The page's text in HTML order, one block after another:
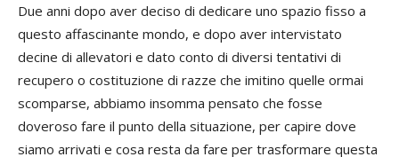
Due anni dopo aver deciso di dedicare uno spazio fisso a
questo affascinante mondo, e dopo aver intervistato
decine di allevatori e dato conto di diversi tentativi di
recupero o costituzione di razze che imitino quelle ormai
scomparse, abbiamo insomma pensato che fosse
doveroso fare il punto della situazione, per capire dove
siamo arrivati e cosa resta da fare per trasformare questa